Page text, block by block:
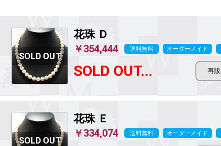
花珠 Ｄ
￥354,444 送料無料 オーダーメイド
SOLD OUT...
花珠 Ｅ
￥334,074 送料無料 オーダーメイド